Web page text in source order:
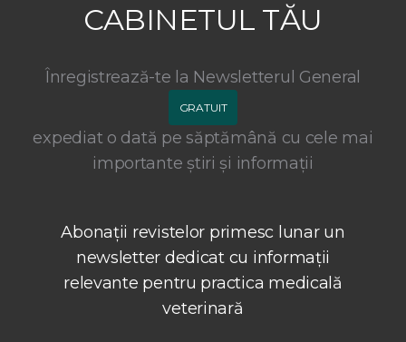
CABINETUL TĂU
Înregistrează-te la Newsletterul General
GRATUIT
expediat o dată pe săptămână cu cele mai
importante știri și informații
Abonații revistelor primesc lunar un
newsletter dedicat cu informații
relevante pentru practica medicală
veterinară